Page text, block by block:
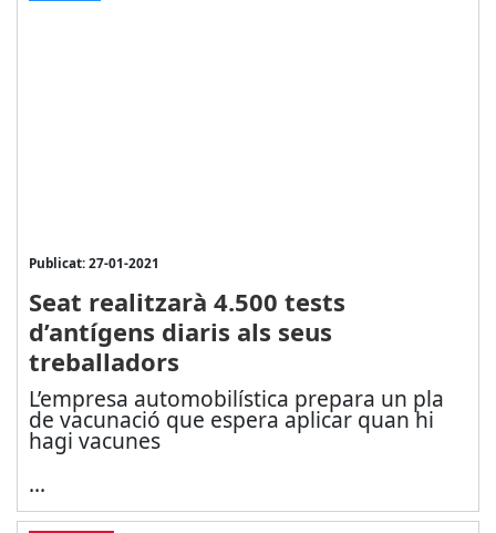
Publicat: 27-01-2021
Seat realitzarà 4.500 tests
d’antígens diaris als seus
treballadors
L’empresa automobilística prepara un pla
de vacunació que espera aplicar quan hi
hagi vacunes
...